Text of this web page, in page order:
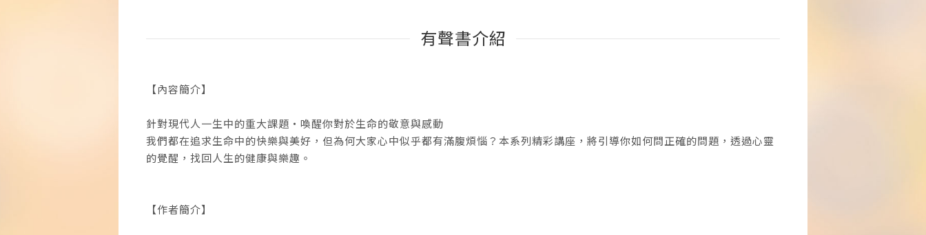
有聲書介紹
【內容簡介】
針對現代人一生中的重大課題‧喚醒你對於生命的敬意與感動
我們都在追求生命中的快樂與美好，但為何大家心中似乎都有滿腹煩惱？本系列精彩講座，將引導你如何問正確的問題，透過心靈
的覺醒，找回人生的健康與樂趣。
【作者簡介】